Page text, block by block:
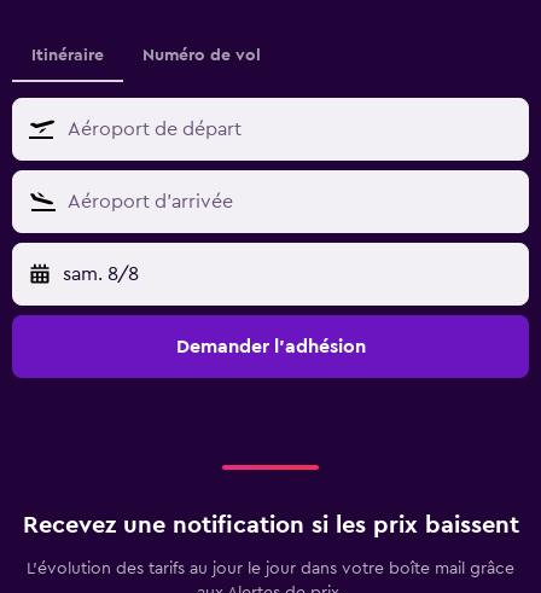
Itinéraire Numéro de vol
sam. 8/8
Demander l’adhésion
Recevez une notification si les prix baissent
L’évolution des tarifs au jour le jour dans votre boîte mail grâce